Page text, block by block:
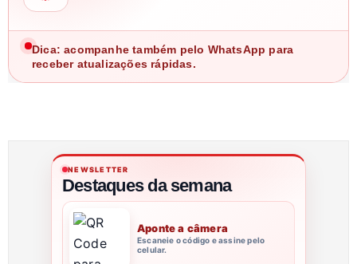
Dica: acompanhe também pelo WhatsApp para
receber atualizações rápidas.
NEWSLETTER
Destaques da semana
Aponte a câmera
Escaneie o código e assine pelo
celular.